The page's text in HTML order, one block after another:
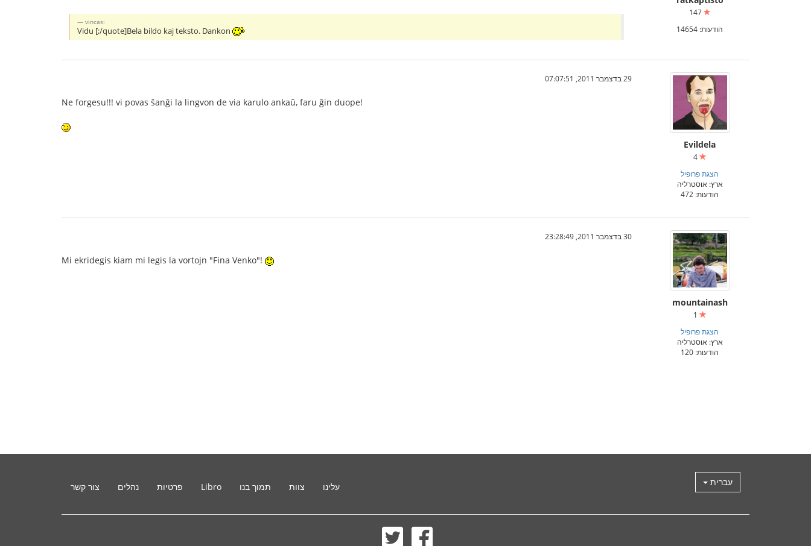
147
הודעות: 14654
vincas:
Vidu [;/quote]Bela bildo kaj teksto. Dankon
Evildela
4
הצגת פרופיל
ארץ: אוסטרליה
הודעות: 472
29 בדצמבר 2011, 07:07:51
Ne forgesu!!! vi povas ŝanĝi la lingvon de via karulo ankaŭ, faru ĝin duope!
mountainash
הצגת פרופיל
ארץ: אוסטרליה
הודעות: 120
30 בדצמבר 2011, 23:28:49
Mi ekridegis kiam mi legis la vortojn "Fina Venko"!
עברית עלינו צוות תמוך בנו Libro פרטיות נהלים צור קשר